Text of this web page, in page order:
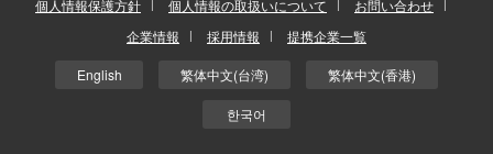
個人情報保護方針
個人情報の取扱いについて
お問い合わせ
企業情報
採用情報 提携企業一覧
English 繁体中文(台湾) 繁体中文(香港)
한국어